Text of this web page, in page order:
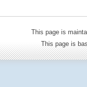
This page is
This page is